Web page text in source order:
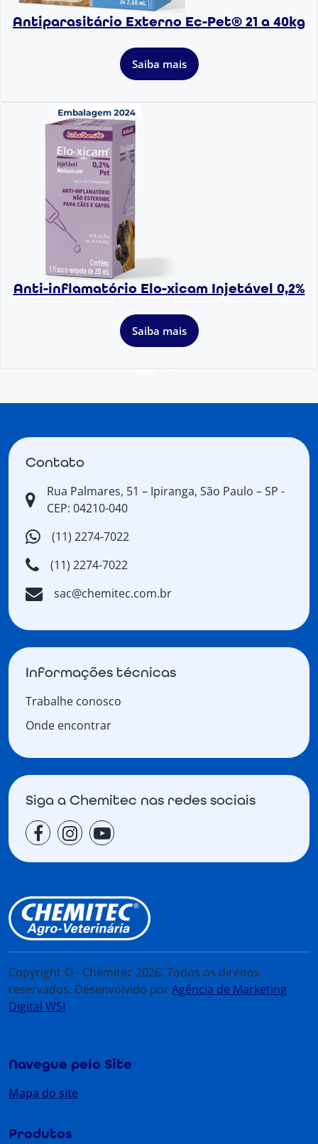
Antiparasitário Externo Ec-Pet® 21 a 40kg
Saiba mais
Anti-inflamatório Elo-xicam Injetável 0,2%
Saiba mais
Contato
Rua Palmares, 51 – Ipiranga, São Paulo – SP -
CEP: 04210-040
(11) 2274-7022
(11) 2274-7022
sac@chemitec.com.br
Informações técnicas
Trabalhe conosco
Onde encontrar
Siga a Chemitec nas redes sociais
Copyright © - Chemitec 2026. Todos os direitos
reservados. Desenvolvido porAgência de Marketing
Digital WSI
Navegue pelo Site
Mapa do site
Produtos